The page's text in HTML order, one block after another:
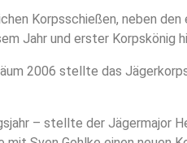
Korpsschießen, neben
Jahr und erster Korpskönig
2006 stellte das
– stellte der Jägermajor